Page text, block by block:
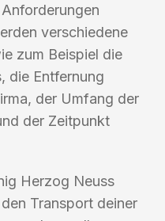
verschiedene
zum Beispiel die
die Entfernung
der Umfang der
der Zeitpunkt
Herzog Neuss
Transport deiner